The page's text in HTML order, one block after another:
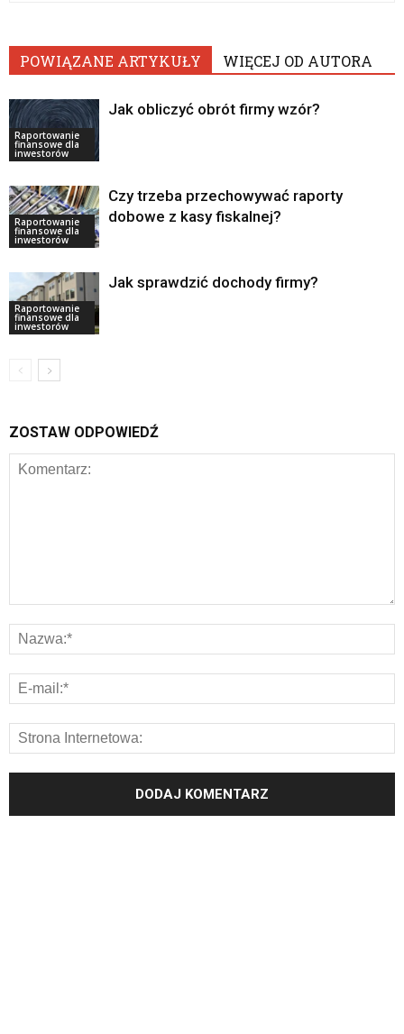
POWIĄZANE ARTYKUŁY WIĘCEJ OD AUTORA
Raportowanie
finansowe dla
inwestorów
Jak obliczyć obrót firmy wzór?
Raportowanie
finansowe dla
inwestorów
Czy trzeba przechowywać raporty
dobowe z kasy fiskalnej?
Raportowanie
finansowe dla
inwestorów
Jak sprawdzić dochody firmy?
ZOSTAW ODPOWIEDŹ